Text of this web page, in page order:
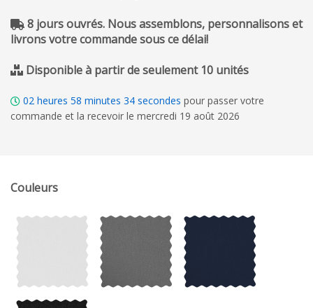
8 jours ouvrés. Nous assemblons, personnalisons et
livrons votre commande sous ce délai!
Disponible à partir de seulement 10 unités
02 heures 58 minutes 33 secondes pour passer votre
commande et la recevoir le mercredi 19 août 2026
Couleurs